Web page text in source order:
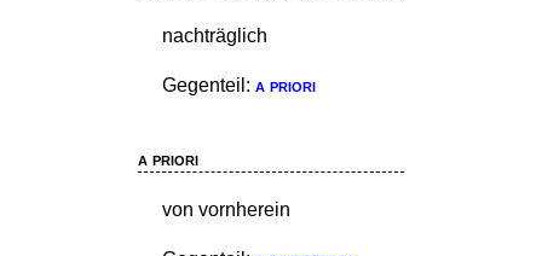
nachträglich
Gegenteil: a priori
a priori
von vornherein